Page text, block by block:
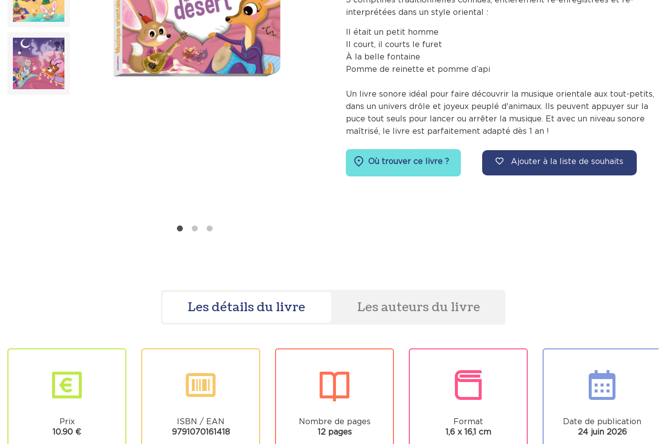
interprétées dans un style oriental :
Il était un petit homme
Il court, il courts le furet
À la belle fontaine
Pomme de reinette et pomme d’api
Un livre sonore idéal pour faire découvrir la musique orientale aux tout-petits,
dans un univers drôle et joyeux peuplé d'animaux. Ils peuvent appuyer sur la
puce tout seuls pour lancer ou arrêter la musique. Et avec un niveau sonore
maîtrisé, le livre est parfaitement adapté dès 1 an !
Où trouver ce livre ? Ajouter à la liste de souhaits
Les détails du livre Les auteurs du livre
Prix
10.90 €
ISBN / EAN
9791070161418
Nombre de pages
12 pages
Format
1,6 x 16,1 cm
Date de publication
24 juin 2026